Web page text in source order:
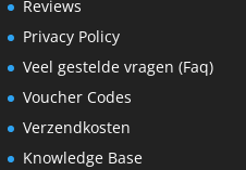
Reviews
Privacy Policy
Veel gestelde vragen (Faq)
Voucher Codes
Verzendkosten
Knowledge Base